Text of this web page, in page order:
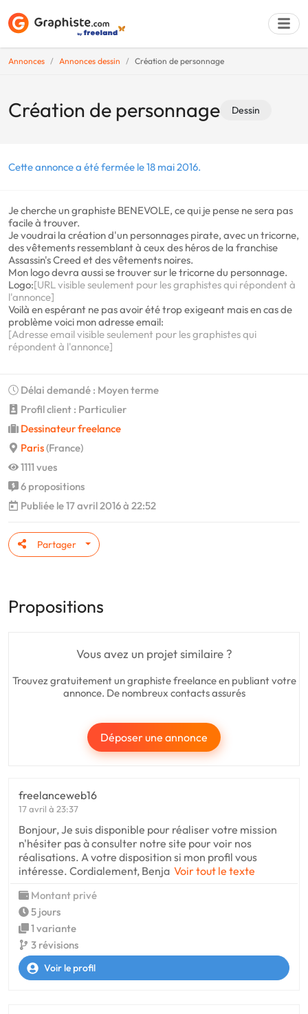
Annonces Annonces dessin Création de personnage
Création de personnage Dessin
Cette annonce a été fermée le 18 mai 2016.
Je cherche un graphiste BENEVOLE, ce qui je pense ne sera pas
facile à trouver.
Je voudrai la création d'un personnages pirate, avec un tricorne,
des vêtements ressemblant à ceux des héros de la franchise
Assassin's Creed et des vêtements noires.
Mon logo devra aussi se trouver sur le tricorne du personnage.
Logo:[URL visible seulement pour les graphistes qui répondent à
l'annonce]
Voilà en espérant ne pas avoir été trop exigeant mais en cas de
problème voici mon adresse email:
[Adresse email visible seulement pour les graphistes qui
répondent à l'annonce]
Délai demandé : Moyen terme
Profil client : Particulier
Dessinateur freelance
Paris(France)
1111 vues
6 propositions
Publiée le 17 avril 2016 à 22:52
Partager
Propositions
Vous avez un projet similaire ?
Trouvez gratuitement un graphiste freelance en publiant votre
annonce. De nombreux contacts assurés
Déposer une annonce
freelanceweb16
17 avril à 23:37
Bonjour, Je suis disponible pour réaliser votre mission
n'hésiter pas à consulter notre site pour voir nos
réalisations. A votre disposition si mon profil vous
intéresse. Cordialement, Benja Voir tout le texte
Montant privé
5 jours
1 variante
3 révisions
Voir le profil